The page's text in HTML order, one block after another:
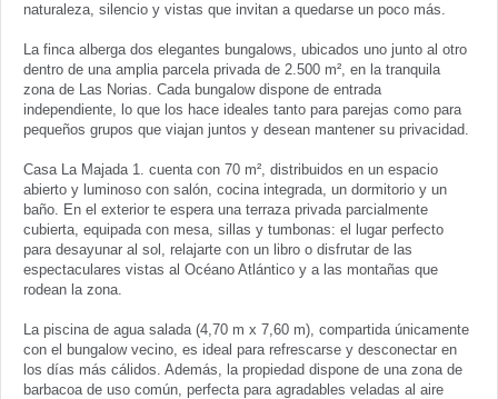
naturaleza, silencio y vistas que invitan a quedarse un poco más.
La finca alberga dos elegantes bungalows, ubicados uno junto al otro
dentro de una amplia parcela privada de 2.500 m², en la tranquila
zona de Las Norias. Cada bungalow dispone de entrada
independiente, lo que los hace ideales tanto para parejas como para
pequeños grupos que viajan juntos y desean mantener su privacidad.
Casa La Majada 1. cuenta con 70 m², distribuidos en un espacio
abierto y luminoso con salón, cocina integrada, un dormitorio y un
baño. En el exterior te espera una terraza privada parcialmente
cubierta, equipada con mesa, sillas y tumbonas: el lugar perfecto
para desayunar al sol, relajarte con un libro o disfrutar de las
espectaculares vistas al Océano Atlántico y a las montañas que
rodean la zona.
La piscina de agua salada (4,70 m x 7,60 m), compartida únicamente
con el bungalow vecino, es ideal para refrescarse y desconectar en
los días más cálidos. Además, la propiedad dispone de una zona de
barbacoa de uso común, perfecta para agradables veladas al aire